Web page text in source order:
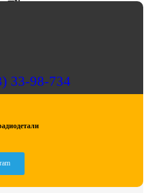
33-98-734